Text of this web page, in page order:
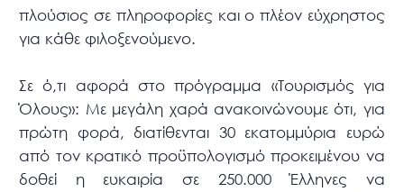
πλούσιος σε πληροφορίες και ο πλέον εύχρηστος
για κάθε φιλοξενούμενο.
Σε ό,τι αφορά στο πρόγραμμα «Τουρισμός για
Όλους»: Με μεγάλη χαρά ανακοινώνουμε ότι, για
πρώτη φορά, διατίθενται 30 εκατομμύρια ευρώ
από τον κρατικό προϋπολογισμό προκειμένου να
δοθεί η ευκαιρία σε 250.000 Έλληνες να